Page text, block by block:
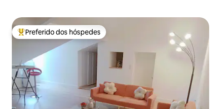
Entre os melhores preferidos dos hóspedes
Preferido dos hóspedes